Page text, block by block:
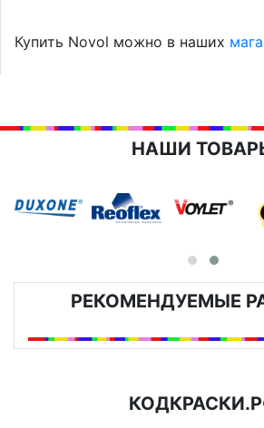
Купить Novol можно в наших
НАШИ
РЕКОМЕНДУЕМЫЕ